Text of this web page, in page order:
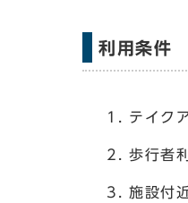
利用条件
テイク
歩行者
施設付